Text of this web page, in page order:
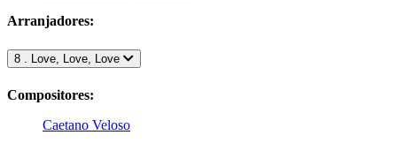
Arranjadores:
8 . Love, Love, Love
Compositores:
Caetano Veloso